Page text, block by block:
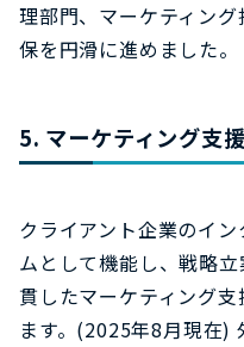
理部門、マーケティン
保を円滑に進めました。
5. マーケティング支援
クライアント企業のイ
ムとして機能し、戦略
貫したマーケティング
ます。(2025年8月現在)